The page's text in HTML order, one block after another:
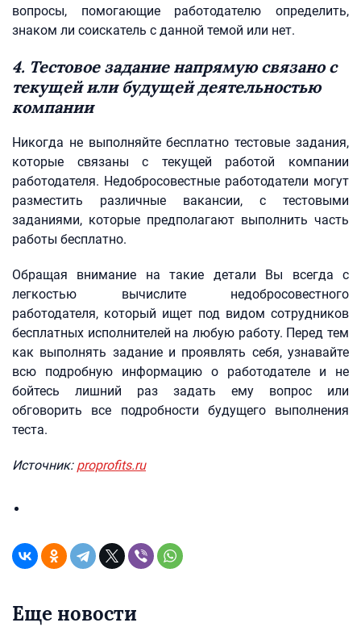
вопросы, помогающие работодателю определить,
знаком ли соискатель с данной темой или нет.
4. Тестовое задание напрямую связано с
текущей или будущей деятельностью
компании
Никогда не выполняйте бесплатно тестовые задания,
которые связаны с текущей работой компании
работодателя. Недобросовестные работодатели могут
разместить различные вакансии, с тестовыми
заданиями, которые предполагают выполнить часть
работы бесплатно.
Обращая внимание на такие детали Вы всегда с
легкостью вычислите недобросовестного
работодателя, который ищет под видом сотрудников
бесплатных исполнителей на любую работу. Перед тем
как выполнять задание и проявлять себя, узнавайте
всю подробную информацию о работодателе и не
бойтесь лишний раз задать ему вопрос или
обговорить все подробности будущего выполнения
теста.
Источник: proprofits.ru
Еще новости